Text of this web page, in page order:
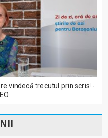
vindecă trecutul prin scris! -